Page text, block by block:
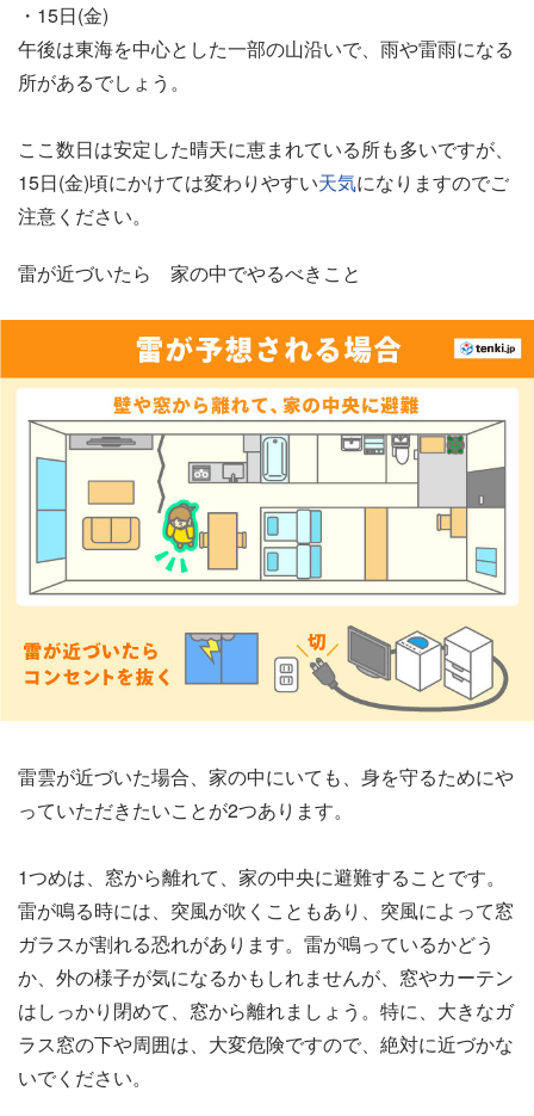
・15日(金)
午後は東海を中心とした一部の山沿いで、雨や雷雨になる
所があるでしょう。
ここ数日は安定した晴天に恵まれている所も多いですが、
15日(金)頃にかけては変わりやすい天気になりますのでご
注意ください。
雷が近づいたら 家の中でやるべきこと
雷雲が近づいた場合、家の中にいても、身を守るためにや
っていただきたいことが2つあります。
1つめは、窓から離れて、家の中央に避難することです。
雷が鳴る時には、突風が吹くこともあり、突風によって窓
ガラスが割れる恐れがあります。雷が鳴っているかどう
か、外の様子が気になるかもしれませんが、窓やカーテン
はしっかり閉めて、窓から離れましょう。特に、大きなガ
ラス窓の下や周囲は、大変危険ですので、絶対に近づかな
いでください。